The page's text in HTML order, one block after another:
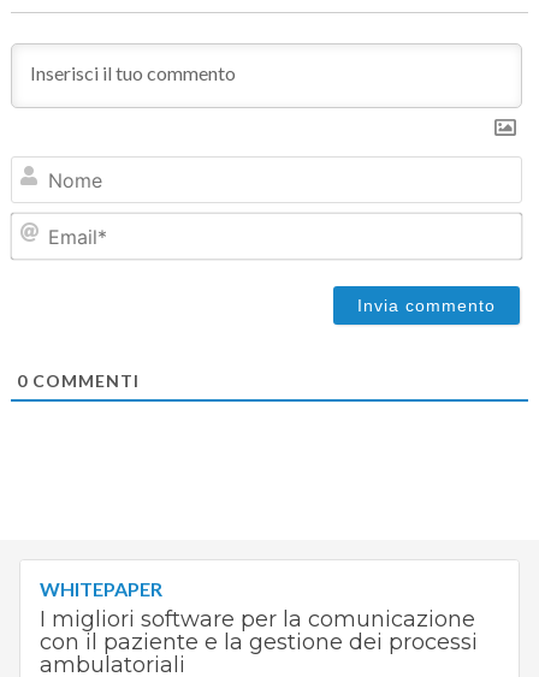
0COMMENTI
WHITEPAPER
I migliori software per la comunicazione
con il paziente e la gestione dei processi
ambulatoriali